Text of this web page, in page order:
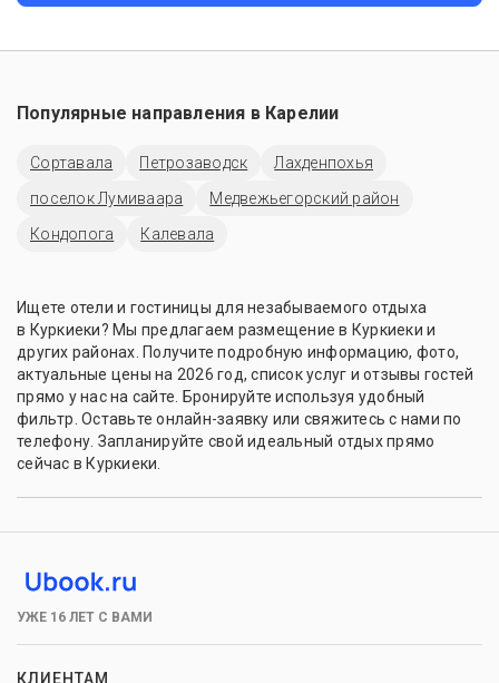
Популярные направления в Карелии
Сортавала Петрозаводск
Лахденпохья
поселок Лумиваара
Медвежьегорский район
Кондопога
Калевала
Ищете отели и гостиницы для незабываемого отдыха
в Куркиеки? Мы предлагаем размещение в Куркиеки и
других районах. Получите подробную информацию, фото,
актуальные цены на 2026 год, список услуг и отзывы гостей
прямо у нас на сайте. Бронируйте используя удобный
фильтр. Оставьте онлайн-заявку или свяжитесь с нами по
телефону. Запланируйте свой идеальный отдых прямо
сейчас в Куркиеки.
УЖЕ 16 ЛЕТ С ВАМИ
КЛИЕНТАМ